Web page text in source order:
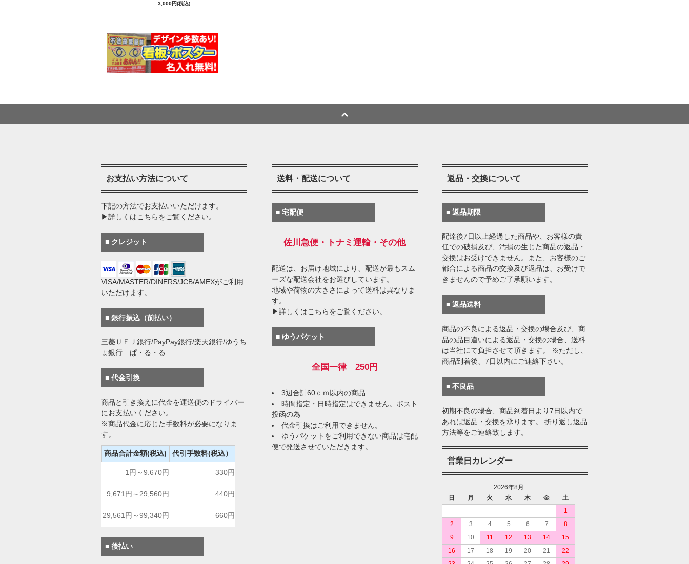
3,000円(税込)
お支払い方法について
下記の方法でお支払いいただけます。
▶詳しくはこちらをご覧ください。
■ クレジット
VISA/MASTER/DINERS/JCB/AMEXがご利用
いただけます。
■ 銀行振込（前払い）
三菱ＵＦＪ銀行/PayPay銀行/楽天銀行/ゆうち
ょ銀行 ぱ・る・る
■ 代金引換
商品と引き換えに代金を運送便のドライバー
にお支払いください。
※商品代金に応じた手数料が必要になりま
す。
商品合計金額(税込) 代引手数料(税込）
1円～9.670円 330円
9,671円～29,560円 440円
29,561円～99,340円 660円
■ 後払い
送料・配送について
■ 宅配便
佐川急便・トナミ運輸・その他
配送は、お届け地域により、配送が最もスム
ーズな配送会社をお選びしています。
地域や荷物の大きさによって送料は異なりま
す。
▶詳しくはこちらをご覧ください。
■ ゆうパケット
全国一律 250円
3辺合計60ｃｍ以内の商品
時間指定・日時指定はできません。ポスト
投函の為
代金引換はご利用できません。
ゆうパケットをご利用できない商品は宅配
便で発送させていただきます。
返品・交換について
■ 返品期限
配達後7日以上経過した商品や、お客様の責
任での破損及び、汚損の生じた商品の返品・
交換はお受けできません。また、お客様のご
都合による商品の交換及び返品は、お受けで
きませんので予めご了承願います。
■ 返品送料
商品の不良による返品・交換の場合及び、商
品の品目違いによる返品・交換の場合、送料
は当社にて負担させて頂きます。 ※ただし、
商品到着後、7日以内にご連絡下さい。
■ 不良品
初期不良の場合、商品到着日より7日以内で
あれば返品・交換を承ります。 折り返し返品
方法等をご連絡致します。
営業日カレンダー
2026年8月
日
月 火 水 木 金
土
1
2
3 4 5 6 7
8
9
10 11 12 13 14
15
16
17 18 19 20 21
22